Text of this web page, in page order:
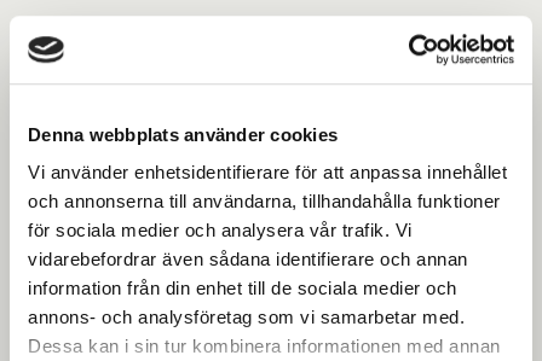
Denna webbplats använder cookies
Vi använder enhetsidentifierare för att anpassa innehållet
och annonserna till användarna, tillhandahålla funktioner
för sociala medier och analysera vår trafik. Vi
vidarebefordrar även sådana identifierare och annan
information från din enhet till de sociala medier och
annons- och analysföretag som vi samarbetar med.
Dessa kan i sin tur kombinera informationen med annan